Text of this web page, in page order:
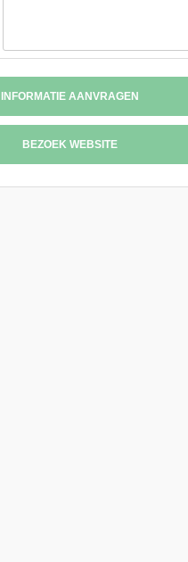
INFORMATIE AANVRAGEN
BEZOEK WEBSITE